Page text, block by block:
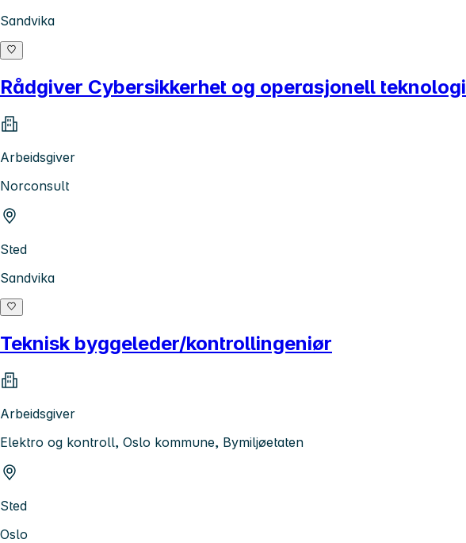
Sandvika
Rådgiver Cybersikkerhet og operasjonell teknologi
Arbeidsgiver
Norconsult
Sted
Sandvika
Teknisk byggeleder/kontrollingeniør
Arbeidsgiver
Elektro og kontroll, Oslo kommune, Bymiljøetaten
Sted
Oslo